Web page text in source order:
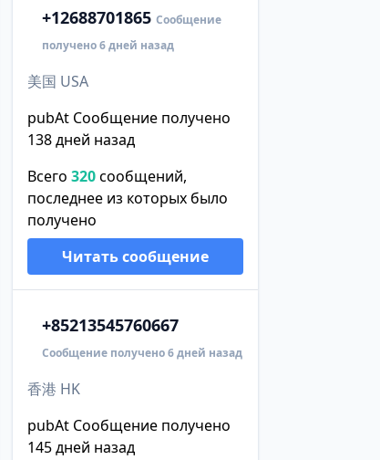
+12688701865 Сообщение
получено 6 дней назад
美国 USA
pubAt Сообщение получено
138 дней назад
Всего 320сообщений,
последнее из которых было
получено
Читать сообщение
+85213545760667
Сообщение получено 6 дней назад
香港 HK
pubAt Сообщение получено
145 дней назад